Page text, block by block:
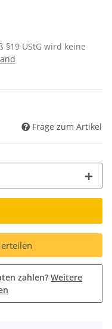
§19 UStG wird keine
Frage zum Artikel
zahlen? Weitere